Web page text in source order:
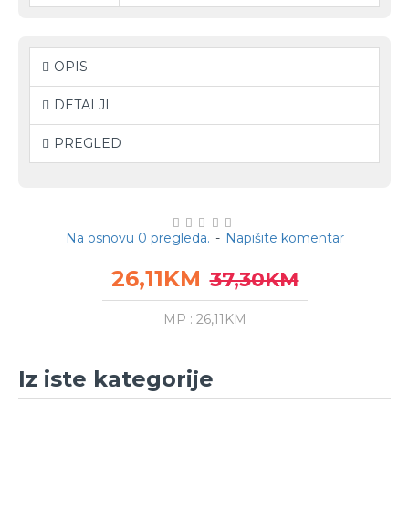
OPIS
DETALJI
PREGLED
Na osnovu 0 pregleda. - Napišite komentar
26,11KM 37,30KM
MP : 26,11KM
Iz iste kategorije